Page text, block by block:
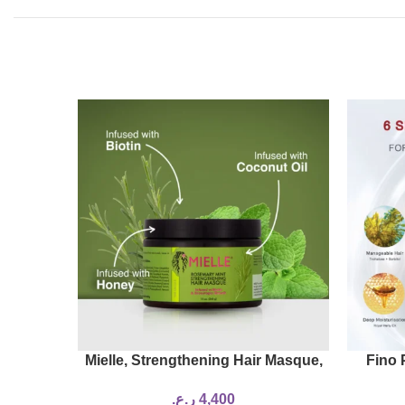
Fino
Mielle, Strengthening Hair Masque,
4,400 ر.ع.